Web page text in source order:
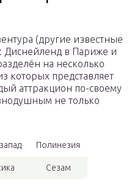
(другие известные
Диснейленд в Париже и
на несколько
которых представляет
аттракцион по-своему
не только
Полинезия
Сезам